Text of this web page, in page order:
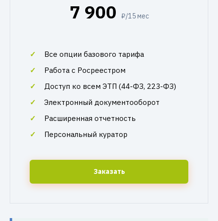
7 900 ₽/15 мес
Все опции базового тарифа
Работа с Росреестром
Доступ ко всем ЭТП (44-ФЗ, 223-ФЗ)
Электронный документооборот
Расширенная отчетность
Персональный куратор
Заказать